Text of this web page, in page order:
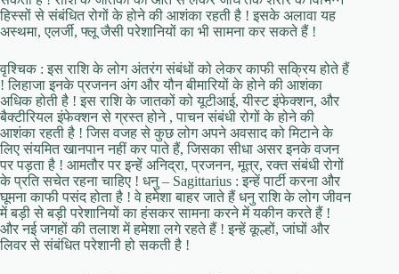
हिस्सों से संबंधित रोगों के होने की आशंका रहती है ! इसके अलावा यह
अस्थमा, एलर्जी, फ्लू जैसी परेशानियों का भी सामना कर सकते हैं !
वृश्चिक : इस राशि के लोग अंतरंग संबंधों को लेकर काफी सक्रिय होते हैं
! लिहाजा इनके प्रजनन अंग और यौन बीमारियों के होने की आशंका
अधिक होती है ! इस राशि के जातकों को यूटीआई, यीस्ट इंफेक्शन, और
बैक्टीरियल इंफेक्शन से ग्रस्त होने , पाचन संबंधी रोगों के होने की
आशंका रहती है ! जिस वजह से कुछ लोग अपने अवसाद को मिटाने के
लिए संयमित खानपान नहीं कर पाते हैं, जिसका सीधा असर इनके वजन
पर पड़ता है ! आमतौर पर इन्हें अनिद्रा, प्रजनन, मूत्र, रक्त संबंधी रोगों
के प्रति सचेत रहना चाहिए ! धनु – Sagittarius : इन्हें पार्टी करना और
घूमना काफी पसंद होता है ! वे हमेशा बाहर जाते हैं धनु राशि के लोग जीवन
में बड़ी से बड़ी परेशानियों का हंसकर सामना करने में यकीन करते हैं !
और नई जगहों की तलाश में हमेशा लगे रहते हैं ! इन्हें कूल्हों, जांघों और
लिवर से संबंधित परेशानी हो सकती है !